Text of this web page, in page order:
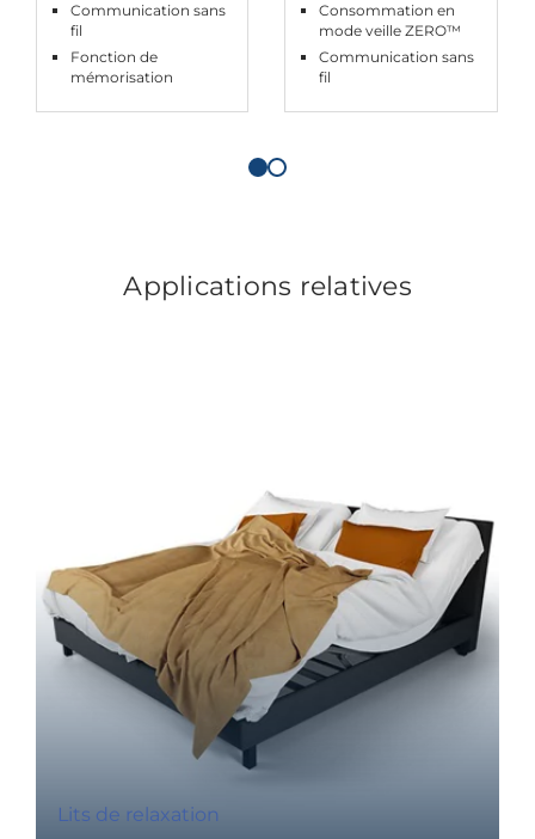
Communication sans
fil
Fonction de
mémorisation
Consommation en
mode veille ZERO™
Communication sans
fil
Applications relatives
Lits de relaxation